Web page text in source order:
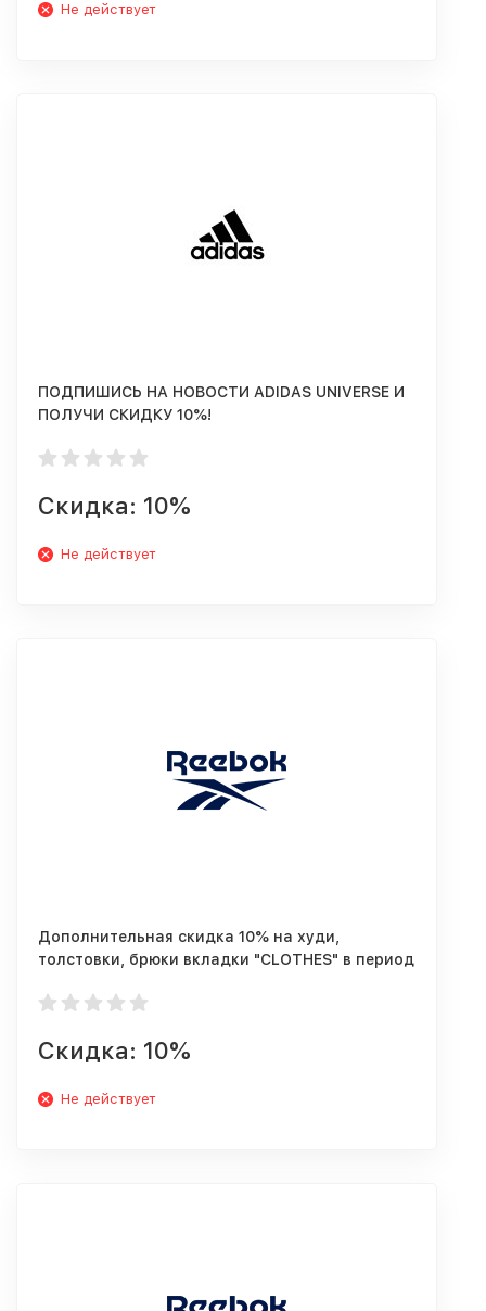
Не действует
ПОДПИШИСЬ НА НОВОСТИ ADIDAS UNIVERSE И
ПОЛУЧИ СКИДКУ 10%!
Скидка: 10%
Не действует
Дополнительная скидка 10% на худи,
толстовки, брюки вкладки "CLOTHES" в период
Скидка: 10%
Не действует